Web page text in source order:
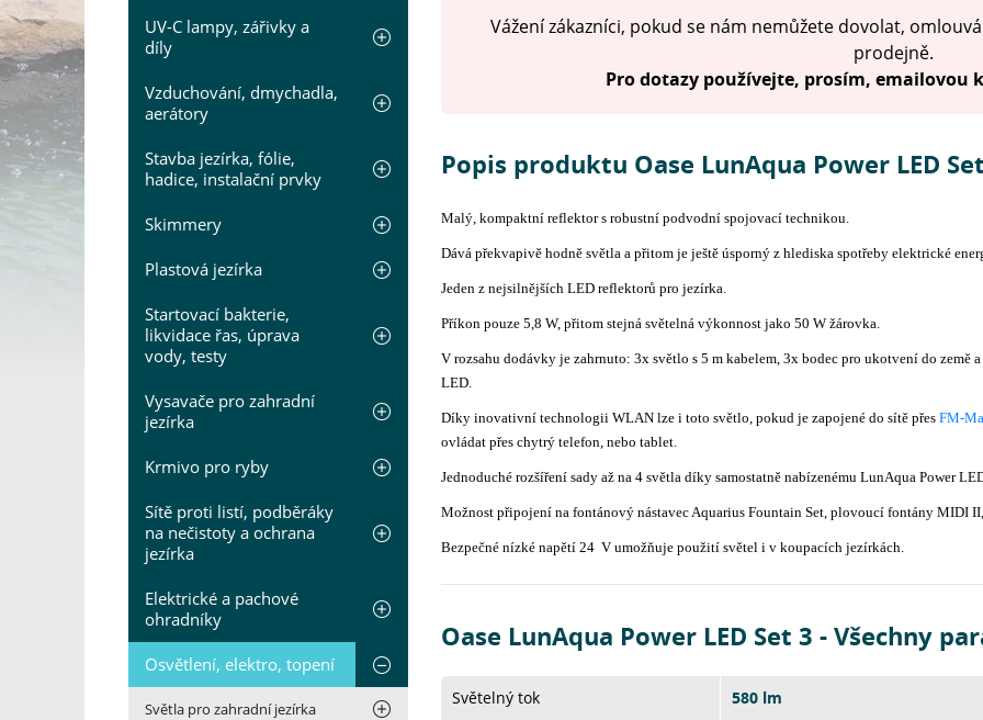
UV-C lampy, zářivky a
díly
Vzduchování, dmychadla,
aerátory
Stavba jezírka, fólie,
hadice, instalační prvky
Skimmery
Plastová jezírka
Startovací bakterie,
likvidace řas, úprava
vody, testy
Vysavače pro zahradní
jezírka
Krmivo pro ryby
Sítě proti listí, podběráky
na nečistoty a ochrana
jezírka
Elektrické a pachové
ohradníky
Osvětlení, elektro, topení
Světla pro zahradní jezírka
Vážení zákazníci, pokud se nám nemůžete dovolat,
prodejně.
Pro dotazy používejte, prosím, emailovou
Popis produktu Oase LunAqua Power LED
Malý, kompaktní reflektor s robustní podvodní spojovací technikou.
Dává překvapivě hodně světla a přitom je ještě úsporný z hlediska spotřeby elektrické
Jeden z nejsilnějších LED reflektorů pro jezírka.
Příkon pouze 5,8 W, přitom stejná světelná výkonnost jako 50 W žárovka.
V rozsahu dodávky je zahrnuto: 3x světlo s 5 m kabelem, 3x bodec pro ukotvení do země
LED.
Díky inovativní technologii WLAN lze i toto světlo, pokud je zapojené do sítě přes FM-
ovládat přes chytrý telefon, nebo tablet.
Jednoduché rozšíření sady až na 4 světla díky samostatně nabízenému LunAqua Power
Možnost připojení na fontánový nástavec Aquarius Fountain Set, plovoucí fontány MIDI
Bezpečné nízké napětí 24 V umožňuje použití světel i v koupacích jezírkách.
Oase LunAqua Power LED Set 3 - Všechny
Světelný tok 580 lm